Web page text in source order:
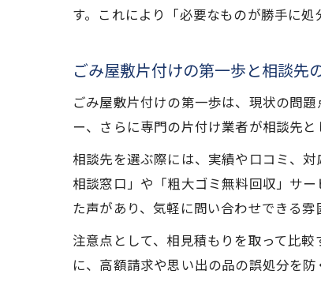
す。これにより「必要なものが勝手に
ごみ屋敷片付けの第一歩と相談先
ごみ屋敷片付けの第一歩は、現状の問
ー、さらに専門の片付け業者が相談先
相談先を選ぶ際には、実績や口コミ、
相談窓口」や「粗大ゴミ無料回収」サ
た声があり、気軽に問い合わせできる雰
注意点として、相見積もりを取って比
に、高額請求や思い出の品の誤処分を